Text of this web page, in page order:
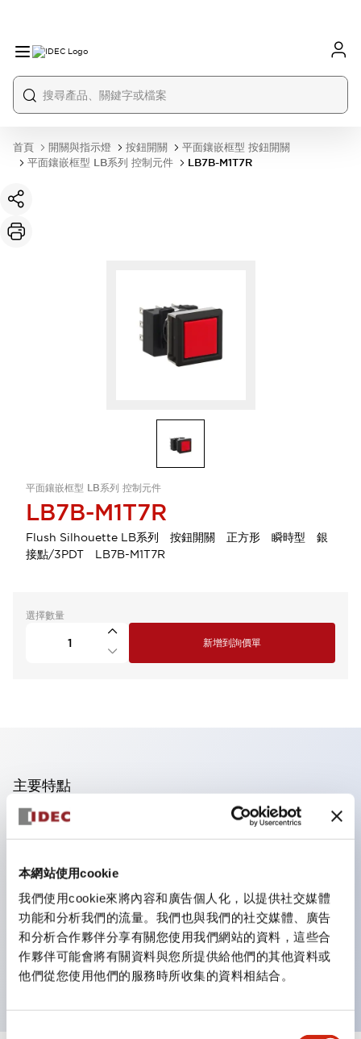
本網站使用cookie
我們使用cookie來將內容和廣告個人化，以提供社交媒體
功能和分析我們的流量。我們也與我們的社交媒體、廣告
和分析合作夥伴分享有關您使用我們網站的資料，這些合
作夥伴可能會將有關資料與您所提供給他們的其他資料或
他們從您使用他們的服務時所收集的資料相結合。
首頁 開關與指示燈 按鈕開關
平面鑲嵌框型 按鈕開關
平面鑲嵌框型 LB系列 控制元件
LB7B-M1T7R
平面鑲嵌框型 LB系列 控制元件
LB7B-M1T7R
Flush Silhouette LB系列 按鈕開關 正方形 瞬時型 銀
接點/3PDT LB7B-M1T7R
選擇數量
新增到詢價單
主要特點
操作面板的凹凸減少，呈現銳利感。
豐富的顏色變化，也提供帶護罩的黑色邊框
優秀的防水性能。保護結構IP65
按鈕開關、選擇開關、帶鎖選擇開關最多3c接點。
邊框顏色有黑色與金屬色兩種。
LED照明帶來明亮且清晰的照明面